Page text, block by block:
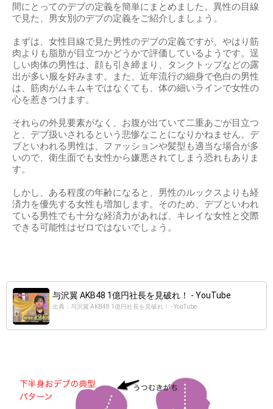
間にとってのデブの定義を簡単にまとめました。異性の目線
で見た、男女別のデブの定義をご紹介しましょう。
まずは、女性目線で見た男性のデブの定義ですが、やはり筋
肉よりも脂肪が目立つかどうかで評価しているようです。逞
しい肉体の男性は、顔も引き締まり、タンクトップなどの露
出が多い服を好みます。また、近年流行の細身で色白の男性
は、筋肉がムキムキではなくても、体の細いラインで女性の
心を惹きつけます。
それらの外見要素がなく、お腹が出ていて二重あごが目立つ
と、デブ扱いされるという悲惨なことになりかねません。デ
ブといわれる男性は、ファッションや髪型も適当な場合が多
いので、衛生面でも女性から嫌悪されてしまう恐れもありま
す。
しかし、ある程度の年齢になると、男性のルックスよりも経
済力を優先する女性も増加します。そのため、デブといわれ
ている男性でも十分な経済力があれば、キレイな女性と交際
できる可能性はゼロではないでしょう。
与沢翼 AKB48 1億円社長を見破れ！ - YouTube
出典：与沢翼 AKB48 1億円社長を見破れ！ - YouTube